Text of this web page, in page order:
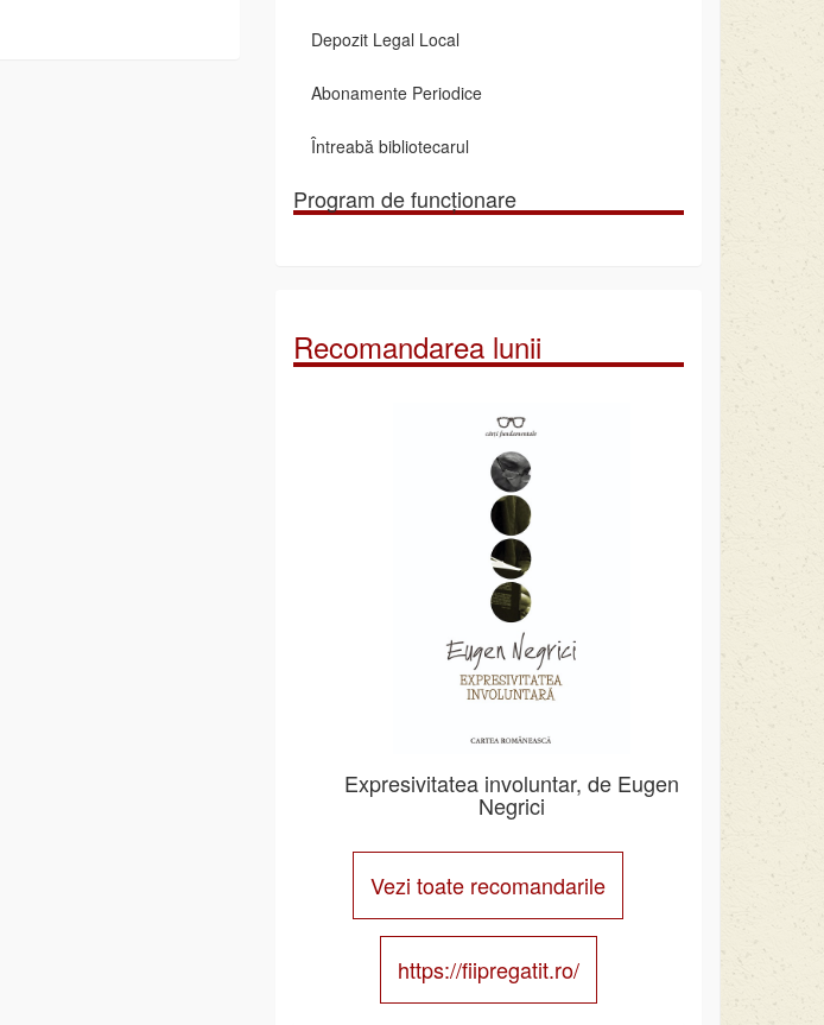
Depozit Legal Local
Abonamente Periodice
Întreabă bibliotecarul
Program de funcționare
Recomandarea lunii
Expresivitatea involuntar, de Eugen
Negrici
Vezi toate recomandarile
https://fiipregatit.ro/